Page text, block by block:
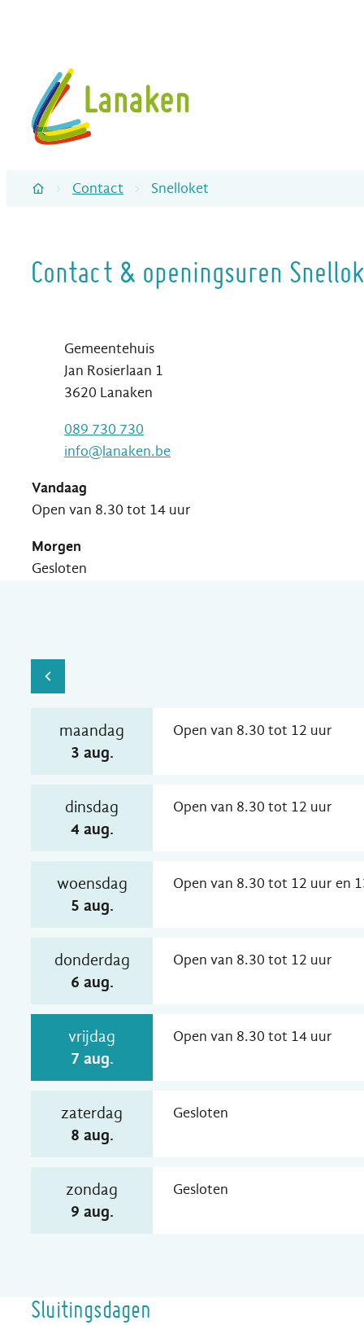
Gemeente Lanaken
Startpagina
Contact Snelloket
Contact & openingsuren
AdresGemeentehuis
Jan Rosierlaan 1
,3620 Lanaken
089 730 730
E-mailinfo@lanaken.be
Vandaag
Open van 8.30 tot 14 uur
Morgen
Gesloten
Bekijk openingsuren van de week hiervoor
maandag
3 aug.
2026
Open van 8.30 tot 12 uur
dinsdag
4 aug.
2026
Open van 8.30 tot 12 uur
woensdag
5 aug.
2026
Open van 8.30 tot 12 uur en
donderdag
6 aug.
2026
Open van 8.30 tot 12 uur
vrijdag
7 aug.
2026
Open van 8.30 tot 14 uur
zaterdag
8 aug.
2026
Gesloten
zondag
9 aug.
2026
Gesloten
Sluitingsdagen